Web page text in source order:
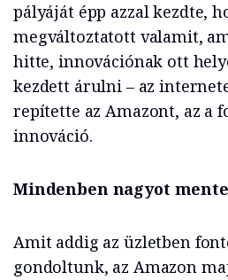
pályáját épp azzal kezdte,
megváltoztatott valamit,
hitte, innovációnak ott
kezdett árulni – az
repítette az Amazont, az a
innováció.
Mindenben nagyot
Amit addig az üzletben
gondoltunk, az Amazon